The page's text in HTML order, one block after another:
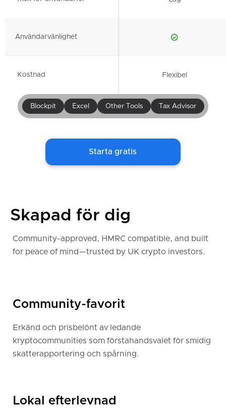
Användarvänlighet
Kostnad Flexibel
Blockpit Excel Other Tools Tax Advisor
Starta gratis
Skapad för dig
Community-approved, HMRC compatible, and built
for peace of mind—trusted by UK crypto investors.
Community-favorit
Erkänd och prisbelönt av ledande
kryptocommunities som förstahandsvalet för smidig
skatterapportering och spårning.
Lokal efterlevnad